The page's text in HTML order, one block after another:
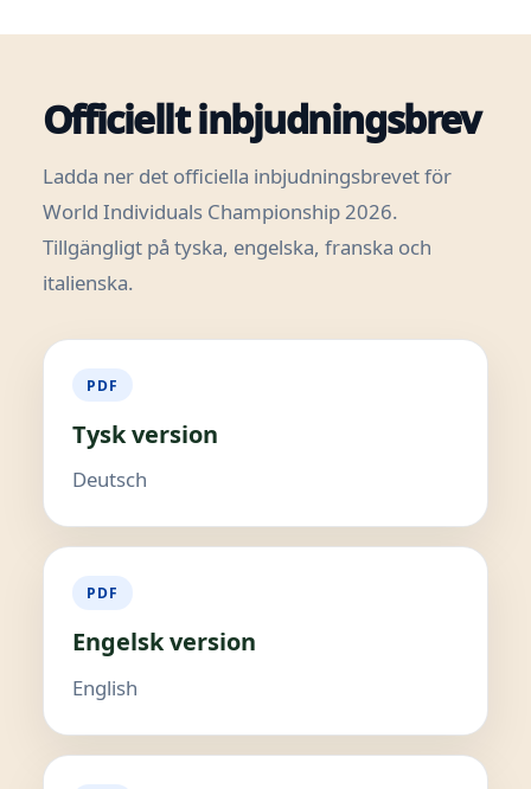
Officiellt inbjudningsbrev
Ladda ner det officiella inbjudningsbrevet för
World Individuals Championship 2026.
Tillgängligt på tyska, engelska, franska och
italienska.
PDF
Tysk version
Deutsch
PDF
Engelsk version
English